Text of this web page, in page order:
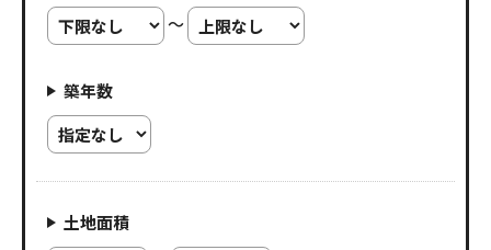
～
築年数
土地面積